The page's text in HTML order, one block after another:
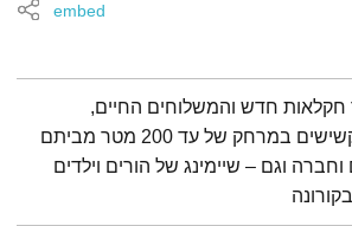
embed
חקלאות חדש והמשלוחים החיים,
מתנדבים מסייעים לקשישים במרחק של עד 200 מטר מביתם
וחברה וגם – שיימינג של הורים וילדים